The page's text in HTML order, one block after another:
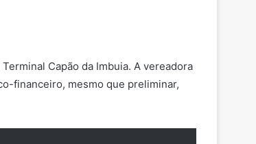
Capão da Imbuia. A vereadora
financeiro, mesmo que preliminar,